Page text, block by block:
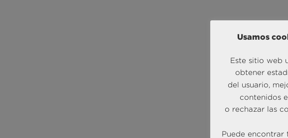
Usamos
Este sitio web
obtener
del usuario,
contenidos
o rechazar las
Puede encontrar